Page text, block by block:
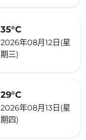
35°C
2026年08月12日(星
期三)
29°C
2026年08月13日(星
期四)